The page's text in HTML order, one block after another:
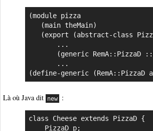
(module pizza
(define-generic (RemA::PizzaD
Là où Java dit new :
class Cheese extends PizzaD {